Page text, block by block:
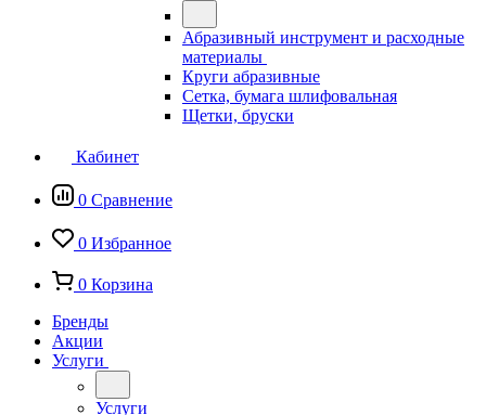
Абразивный инструмент и расходные
материалы
Круги абразивные
Сетка, бумага шлифовальная
Щетки, бруски
Кабинет
0 Сравнение
0 Избранное
0 Корзина
Бренды
Акции
Услуги
Услуги